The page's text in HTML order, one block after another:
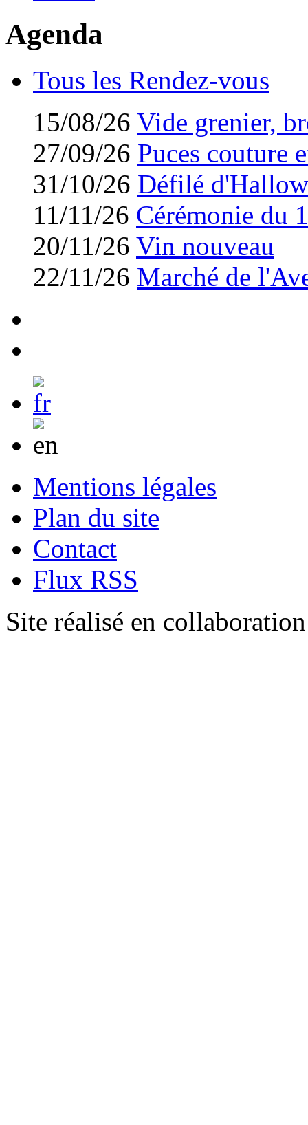
Agenda
Tous les Rendez-vous
15/08/26 Vide grenier,
27/09/26 Puces couture
31/10/26 Défilé
11/11/26 Cérémonie du
20/11/26 Vin nouveau
22/11/26 Marché de
Mentions légales
Plan du site
Contact
Flux RSS
Site réalisé en